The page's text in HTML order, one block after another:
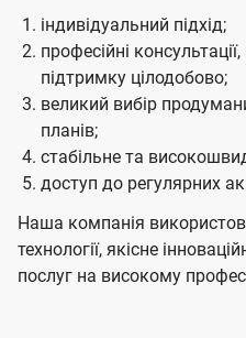
індивідуальний підхід;
професійні
підтримку цілодобово;
великий вибір
планів;
стабільне та
доступ до регулярних
Наша компанія
технології, якісне
послуг на високому